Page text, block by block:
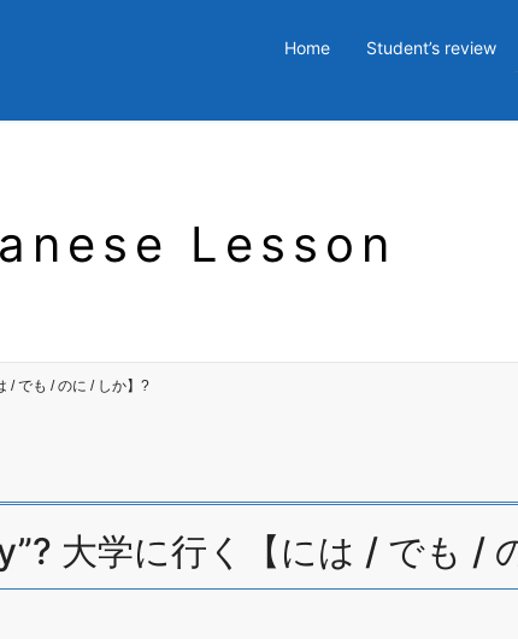
Home Student’s review
Lesson
/ でも / のに / しか】?
大学に行く【には / でも /